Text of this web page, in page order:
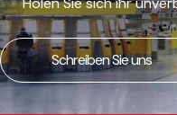
Schreiben Sie uns